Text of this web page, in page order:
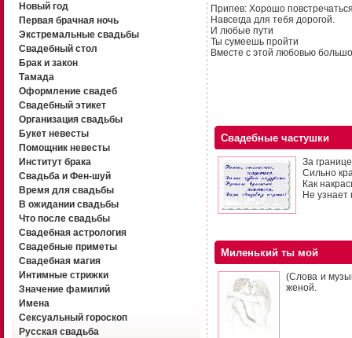
Новый год
Первая брачная ночь
Экстремальные свадьбы
Свадебный стол
Брак и закон
Тамада
Оформление свадеб
Свадебный этикет
Организация свадьбы
Букет невесты
Помощник невесты
Институт брака
Свадьба и Фен-шуй
Время для свадьбы
В ожидании свадьбы
Что после свадьбы
Свадебная астрология
Свадебные приметы
Свадебная магия
Интимные стрижки
Значение фамилий
Имена
Сексуальный гороскоп
Русская свадьба
Припев: Хорошо
Навсегда для тебя дорогой.
И любые пути
Ты сумеешь пройти
Вместе с этой любовью
Свадебные частушки
За
Сильно
Как
Не узнает
Миленький ты мой
(Слова и
женой.